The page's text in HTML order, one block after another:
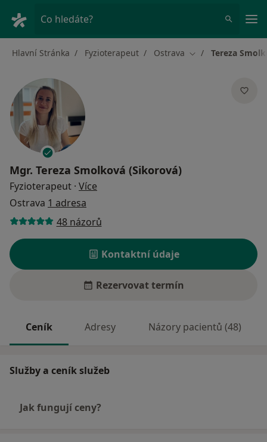
Co hledáte?
Hlavní Stránka Fyzioterapeut Ostrava Změna města
Tereza
Mgr. Tereza Smolková (Sikorová)
Fyzioterapeut · Více
Ostrava 1 adresa
48 názorů
Kontaktní údaje
Rezervovat termín
Ceník Adresy Názory pacientů (48)
Služby a ceník služeb
Jak fungují ceny?